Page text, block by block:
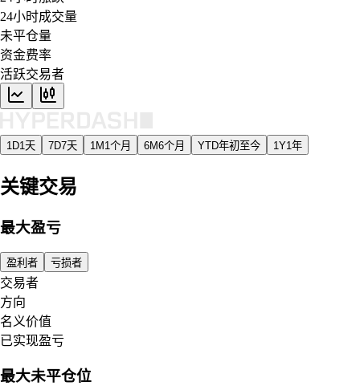
24小时成交量
未平仓量
资金费率
活跃交易者
1D1天 7D7天 1M 1个月 6M6个月 YTD年初至今 1Y1年
关键交易
最大盈亏
盈利者 亏损者
交易者
方向
名义价值
已实现盈亏
最大未平仓位